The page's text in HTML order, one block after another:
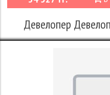
Девелопер